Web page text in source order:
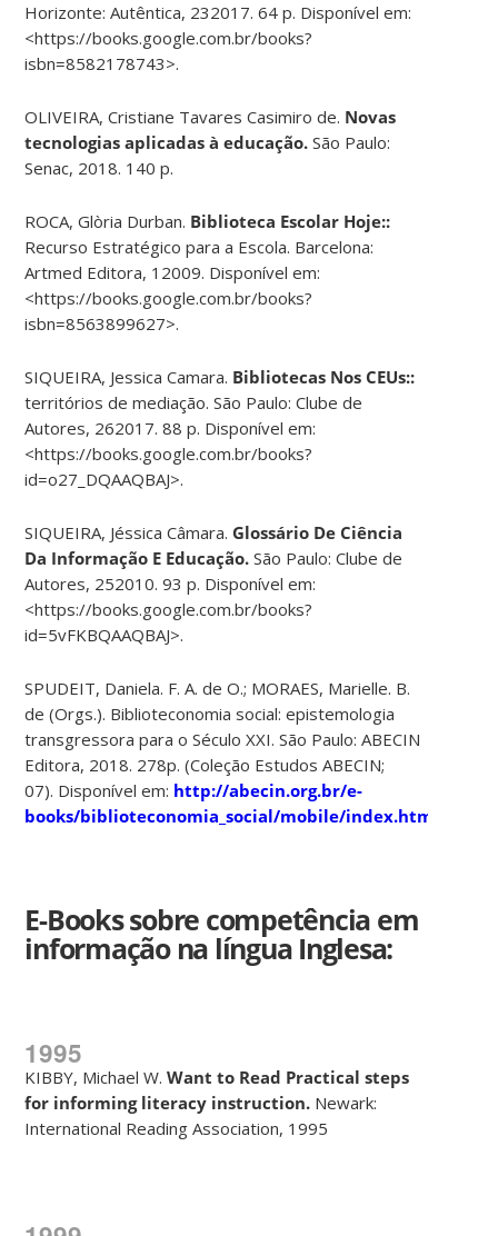
Horizonte: Autêntica, 232017. 64 p. Disponível em:
<https://books.google.com.br/books?
isbn=8582178743>.
OLIVEIRA, Cristiane Tavares Casimiro de. Novas
tecnologias aplicadasàeducação.São Paulo:
Senac, 2018. 140 p.
ROCA, Glòria Durban. Biblioteca Escolar Hoje::
Recurso Estratégico para a Escola. Barcelona:
Artmed Editora, 12009. Disponível em:
<https://books.google.com.br/books?
isbn=8563899627>.
SIQUEIRA, Jessica Camara. Bibliotecas Nos CEUs::
territórios de mediação. São Paulo: Clube de
Autores, 262017. 88 p. Disponível em:
<https://books.google.com.br/books?
id=o27_DQAAQBAJ>.
SIQUEIRA, Jéssica Câmara. Glossário De Ciência
Da Informação E Educação.São Paulo: Clube de
Autores, 252010. 93 p. Disponível em:
<https://books.google.com.br/books?
id=5vFKBQAAQBAJ>.
SPUDEIT, Daniela. F. A. de O.; MORAES, Marielle. B.
de (Orgs.). Biblioteconomia social: epistemologia
transgressora para o Século XXI. São Paulo: ABECIN
Editora, 2018. 278p. (Coleção Estudos ABECIN;
07). Disponível em: http://abecin.org.br/e-
books/biblioteconomia_social/mobile/index.html#p=1
E-Books sobre competência em
informação na língua Inglesa:
1995
KIBBY, Michael W.Want to Read Practical steps
for informing literacy instruction. Newark:
International Reading Association, 1995